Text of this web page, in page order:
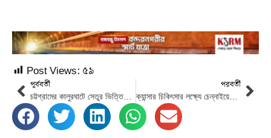
Post Views: ৫৯
পূর্ববর্তী
চট্টগ্রামের কালুরঘাটে সেতুর ভিত্তিপ্রস্তর স্থাপনে আনন্দ মিছিল
পরবর্তী
ক্যান্সার চিকিৎসার লক্ষ্যে চেন্নাইয়ের উদ্দেশ্যে ঢাকা ছেড়ে গেছে মিনহাজ উদ্দীন ফয়সাল